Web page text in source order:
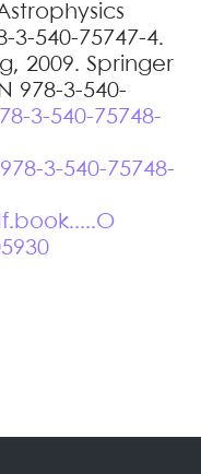
3-540-75747-4.
2009. Springer
978-3-540-
3-540-75748-
3-540-75748-